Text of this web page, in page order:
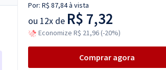
Por: R$ 87,84à vista
ou 12x de R$ 7,32
Economize R$ 21,96 (-20%)
Comprar agora